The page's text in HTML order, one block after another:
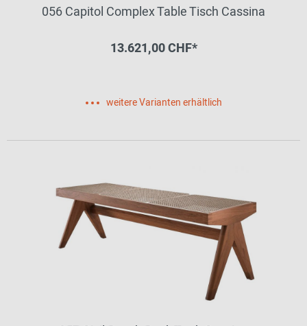
056 Capitol Complex Table Tisch Cassina
13.621,00 CHF*
weitere Varianten erhältlich